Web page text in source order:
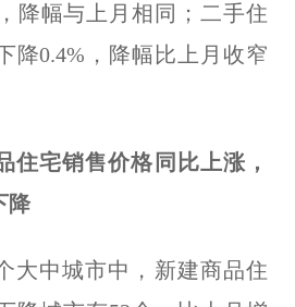
降幅与上月相同；二手住
降0.4%，降幅比上月收窄
住宅销售价格同比上涨，
降
大中城市中，新建商品住